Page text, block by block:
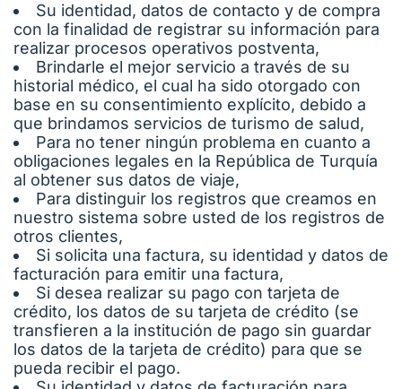
Su identidad, datos de contacto y de compra
con la finalidad de registrar su información para
realizar procesos operativos postventa,
Brindarle el mejor servicio a través de su
historial médico, el cual ha sido otorgado con
base en su consentimiento explícito, debido a
que brindamos servicios de turismo de salud,
Para no tener ningún problema en cuanto a
obligaciones legales en la República de Turquía
al obtener sus datos de viaje,
Para distinguir los registros que creamos en
nuestro sistema sobre usted de los registros de
otros clientes,
Si solicita una factura, su identidad y datos de
facturación para emitir una factura,
Si desea realizar su pago con tarjeta de
crédito, los datos de su tarjeta de crédito (se
transfieren a la institución de pago sin guardar
los datos de la tarjeta de crédito) para que se
pueda recibir el pago.